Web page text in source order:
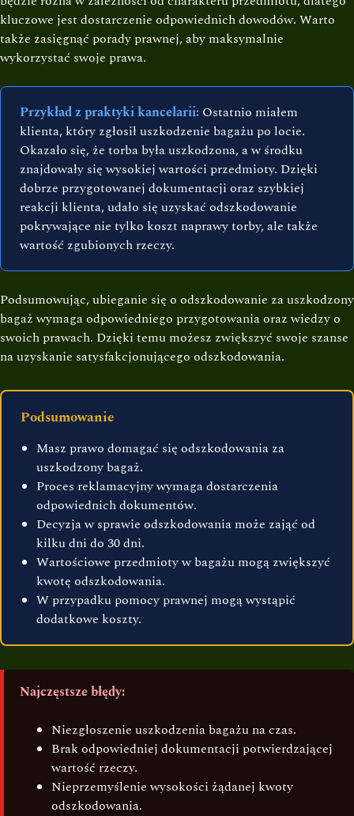
kluczowe jest dostarczenie odpowiednich dowodów. Warto
także zasięgnąć porady prawnej, aby maksymalnie
wykorzystać swoje prawa.
Przykład z praktyki kancelarii: Ostatnio miałem
klienta, który zgłosił uszkodzenie bagażu po locie.
Okazało się, że torba była uszkodzona, a w środku
znajdowały się wysokiej wartości przedmioty. Dzięki
dobrze przygotowanej dokumentacji oraz szybkiej
reakcji klienta, udało się uzyskać odszkodowanie
pokrywające nie tylko koszt naprawy torby, ale także
wartość zgubionych rzeczy.
Podsumowując, ubieganie się o odszkodowanie za uszkodzony
bagaż wymaga odpowiedniego przygotowania oraz wiedzy o
swoich prawach. Dzięki temu możesz zwiększyć swoje szanse
na uzyskanie satysfakcjonującego odszkodowania.
Podsumowanie
Masz prawo domagać się odszkodowania za
uszkodzony bagaż.
Proces reklamacyjny wymaga dostarczenia
odpowiednich dokumentów.
Decyzja w sprawie odszkodowania może zająć od
kilku dni do 30 dni.
Wartościowe przedmioty w bagażu mogą zwiększyć
kwotę odszkodowania.
W przypadku pomocy prawnej mogą wystąpić
dodatkowe koszty.
Najczęstsze błędy:
Niezgłoszenie uszkodzenia bagażu na czas.
Brak odpowiedniej dokumentacji potwierdzającej
wartość rzeczy.
Nieprzemyślenie wysokości żądanej kwoty
odszkodowania.